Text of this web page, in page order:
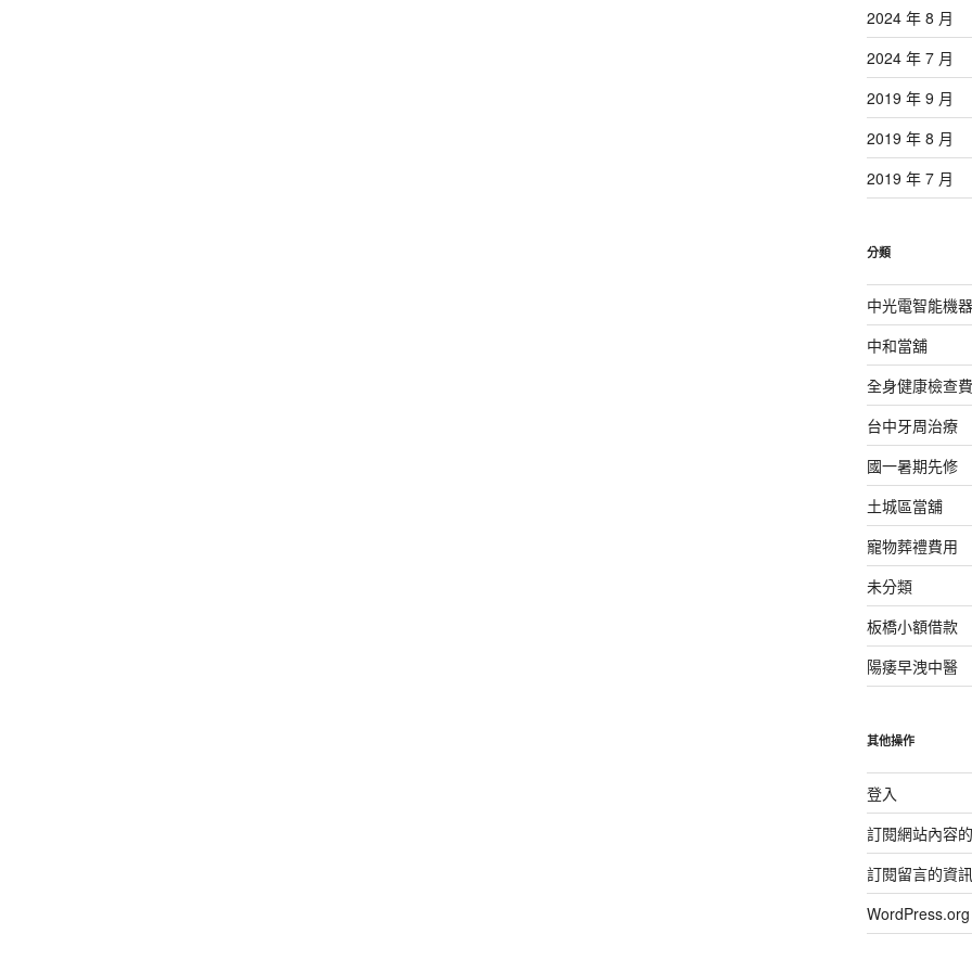
2024 年 8 月
2024 年 7 月
2019 年 9 月
2019 年 8 月
2019 年 7 月
分類
中光電智能機
中和當舖
全身健康檢查
台中牙周治療
國一暑期先修
土城區當舖
寵物葬禮費用
未分類
板橋小額借款
陽痿早洩中醫
其他操作
登入
訂閱網站內容
訂閱留言的資